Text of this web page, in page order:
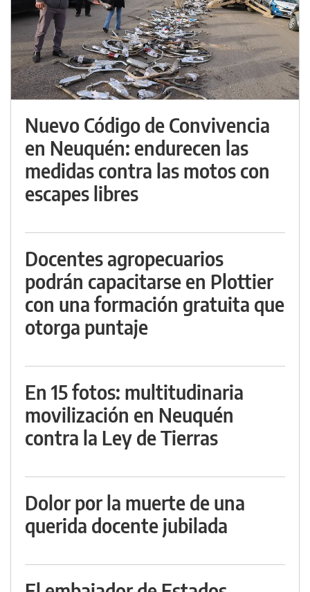
Nuevo Código de Convivencia
en Neuquén: endurecen las
medidas contra las motos con
escapes libres
Docentes agropecuarios
podrán capacitarse en Plottier
con una formación gratuita que
otorga puntaje
En 15 fotos: multitudinaria
movilización en Neuquén
contra la Ley de Tierras
Dolor por la muerte de una
querida docente jubilada